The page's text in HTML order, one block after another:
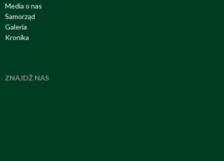
Media o nas
Samorząd
Galeria
Kronika
ZNAJDŹ NAS